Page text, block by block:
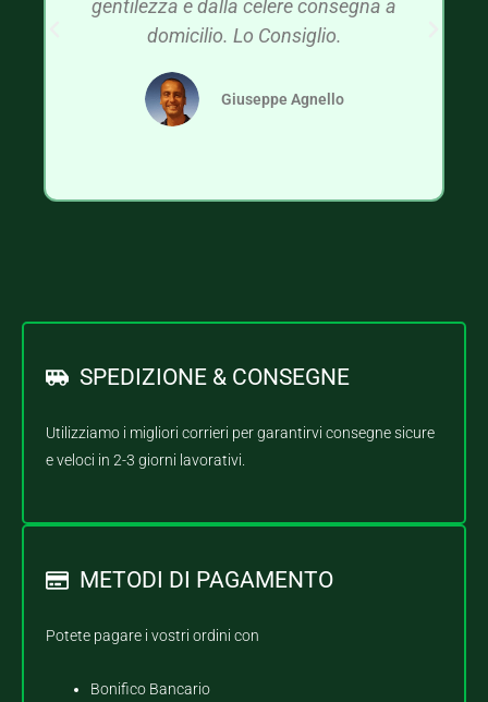
gentilezza e dalla celere consegna a
domicilio. Lo Consiglio.
Giuseppe Agnello
SPEDIZIONE & CONSEGNE
Utilizziamo i migliori corrieri per garantirvi consegne sicure
e veloci in 2-3 giorni lavorativi.
METODI DI PAGAMENTO
Potete pagare i vostri ordini con
Bonifico Bancario